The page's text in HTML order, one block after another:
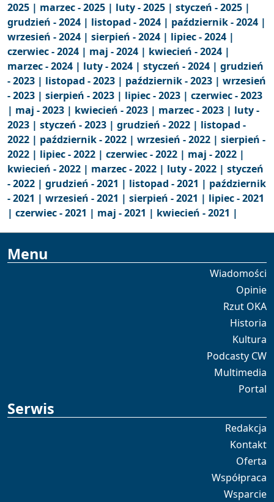
2025 | marzec - 2025 | luty - 2025 | styczeń - 2025 |
grudzień - 2024 | listopad - 2024 | październik - 2024 |
wrzesień - 2024 | sierpień - 2024 | lipiec - 2024 |
czerwiec - 2024 | maj - 2024 | kwiecień - 2024 |
marzec - 2024 | luty - 2024 | styczeń - 2024 | grudzień
- 2023 | listopad - 2023 | październik - 2023 | wrzesień
- 2023 | sierpień - 2023 | lipiec - 2023 | czerwiec - 2023
| maj - 2023 | kwiecień - 2023 | marzec - 2023 | luty -
2023 | styczeń - 2023 | grudzień - 2022 | listopad -
2022 | październik - 2022 | wrzesień - 2022 | sierpień -
2022 | lipiec - 2022 | czerwiec - 2022 | maj - 2022 |
kwiecień - 2022 | marzec - 2022 | luty - 2022 | styczeń
- 2022 | grudzień - 2021 | listopad - 2021 | październik
- 2021 | wrzesień - 2021 | sierpień - 2021 | lipiec - 2021
| czerwiec - 2021 | maj - 2021 | kwiecień - 2021 |
Menu
Wiadomości
Opinie
Rzut OKA
Historia
Kultura
Podcasty CW
Multimedia
Portal
Serwis
Redakcja
Kontakt
Oferta
Współpraca
Wsparcie